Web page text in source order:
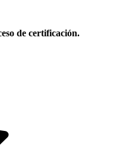
de certificación.